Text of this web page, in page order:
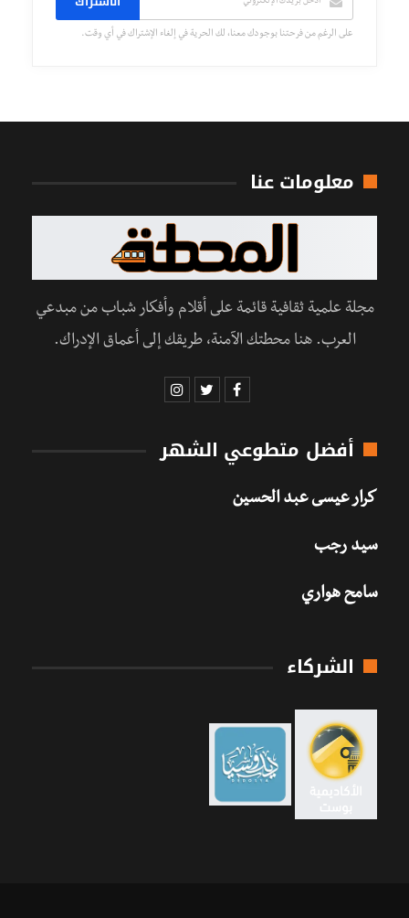
على الرغم من فرحتنا بوجودك معنا، لك الحرية في إلغاء الإشتراك في أي وقت.
معلومات عنا
مجلة علمية ثقافية قائمة على أقلام وأفكار شباب من مبدعي
العرب. هنا محطتك الآمنة، طريقك إلى أعماق الإدراك.
أفضل متطوعي الشهر
كرار عيسى عبد الحسين
سيد رجب
سامح هواري
الشركاء